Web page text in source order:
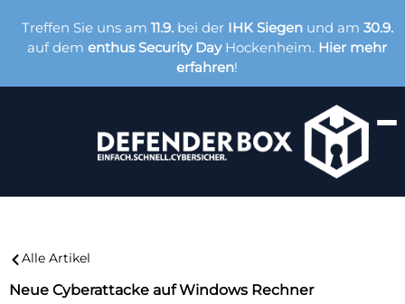
Treffen Sie uns am 11.9.bei der IHK Siegen und am 30.9.
auf dem enthus Security Day Hockenheim. Hier mehr
erfahren!
Alle Artikel
Neue Cyberattacke auf Windows Rechner